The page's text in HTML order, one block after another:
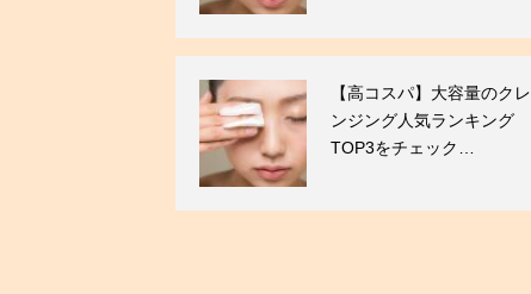
【高コスパ】大容量のクレ
ンジング人気ランキング
TOP3をチェック…